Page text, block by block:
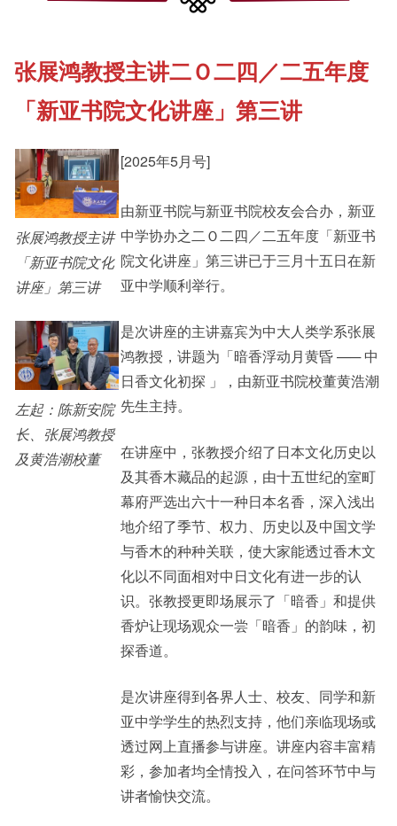
《新亚书院概览》
新亚影集
影片库
College Updates
Cultural Topics
Student Development
Alumni Connections
张展鸿教授主讲二Ｏ二四／二五年度
「新亚书院文化讲座」第三讲
张展鸿教授主讲
「新亚书院文化
讲座」第三讲
左起：陈新安院
长、张展鸿教授
及黄浩潮校董
[2025年5月号]
由新亚书院与新亚书院校友会合办，新亚
中学协办之二Ｏ二四／二五年度「新亚书
院文化讲座」第三讲已于三月十五日在新
亚中学顺利举行。
是次讲座的主讲嘉宾为中大人类学系张展
鸿教授，讲题为「暗香浮动月黄昏 —─ 中
日香文化初探 」，由新亚书院校董黄浩潮
先生主持。
在讲座中，张教授介绍了日本文化历史以
及其香木藏品的起源，由十五世纪的室町
幕府严选出六十一种日本名香，深入浅出
地介绍了季节、权力、历史以及中国文学
与香木的种种关联，使大家能透过香木文
化以不同面相对中日文化有进一步的认
识。张教授更即场展示了「暗香」和提供
香炉让现场观众一尝「暗香」的韵味，初
探香道。
是次讲座得到各界人士、校友、同学和新
亚中学学生的热烈支持，他们亲临现场或
透过网上直播参与讲座。讲座内容丰富精
彩，参加者均全情投入，在问答环节中与
讲者愉快交流。